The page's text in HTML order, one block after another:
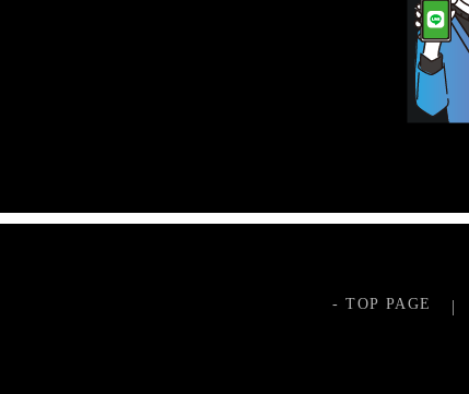
- TOP PAGE